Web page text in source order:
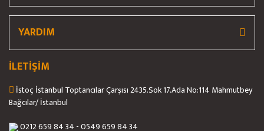
YARDIM
İLETİŞİM
İstoç İstanbul Toptancılar Çarşısı 2435.Sok 17.Ada No:114 Mahmutbey
Bağcılar/ İstanbul
0212 659 84 34 - 0549 659 84 34